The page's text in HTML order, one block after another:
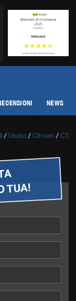
NEWS
/ Usato / Citroen / C3
TUA!